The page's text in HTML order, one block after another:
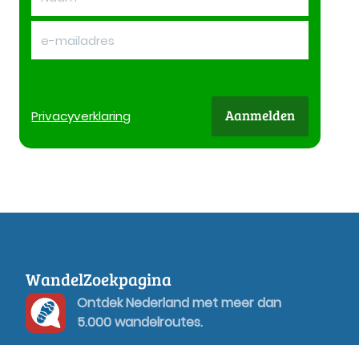
Privacyverklaring Aanmelden
WandelZoekpagina
Ontdek Nederland met meer dan
5.000 wandelroutes.